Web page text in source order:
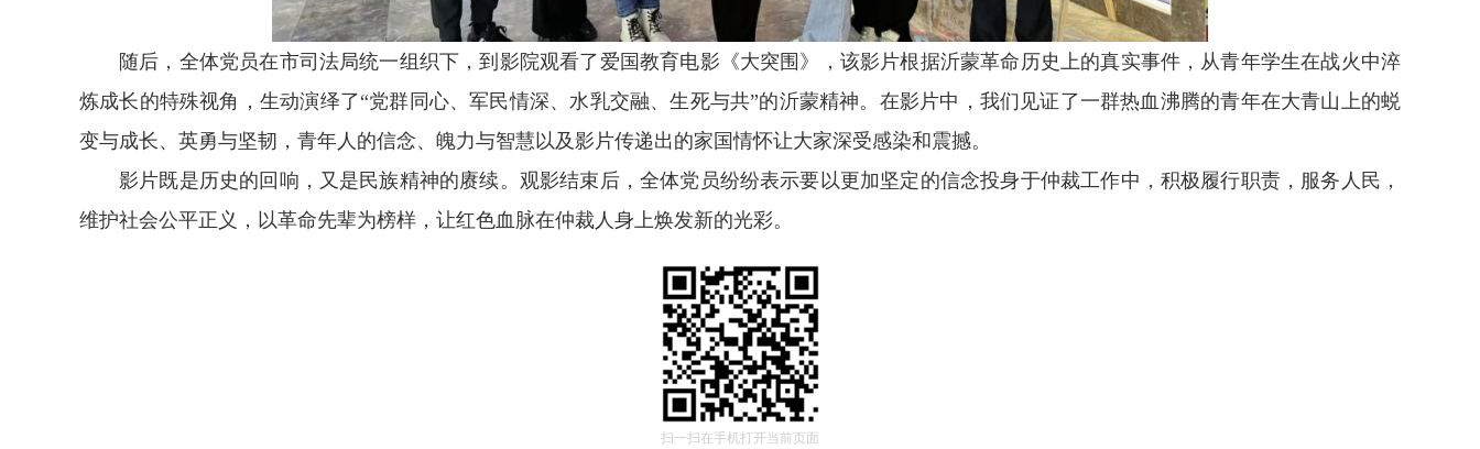
随后，全体党员在市司法局统一组织下，到影院观看了爱国教育电影《大突围》，该影片根据沂蒙革命历史上的真实事件，从青年学生在战火中淬
炼成长的特殊视角，生动演绎了“党群同心、军民情深、水乳交融、生死与共”的沂蒙精神。在影片中，我们见证了一群热血沸腾的青年在大青山上的蜕
变与成长、英勇与坚韧，青年人的信念、魄力与智慧以及影片传递出的家国情怀让大家深受感染和震撼。
影片既是历史的回响，又是民族精神的赓续。观影结束后，全体党员纷纷表示要以更加坚定的信念投身于仲裁工作中，积极履行职责，服务人民，
维护社会公平正义，以革命先辈为榜样，让红色血脉在仲裁人身上焕发新的光彩。
扫一扫在手机打开当前页面